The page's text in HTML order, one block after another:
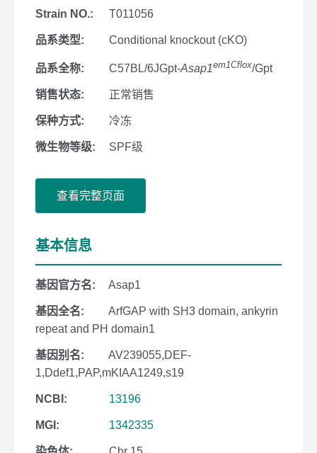
Strain NO.: T011056
品系类型: Conditional knockout (cKO)
品系全称: C57BL/6JGpt-Asap1em1Cflox/Gpt
销售状态: 正常销售
保种方式: 冷冻
微生物等级: SPF级
查看完整页面
基本信息
基因官方名: Asap1
基因全名:
ArfGAP with SH3 domain, ankyrin
repeat and PH domain1
基因别名:
AV239055,DEF-
1,Ddef1,PAP,mKIAA1249,s19
NCBI: 13196
MGI: 1342335